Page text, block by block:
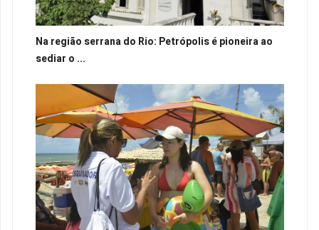
Na região serrana do Rio: Petrópolis é pioneira ao
sediar o ...